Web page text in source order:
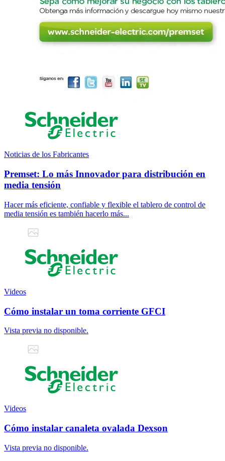
Noticias de los Fabricantes
Premset: Lo más Innovador para distribución en
media tensión
Hacer más eficiente, confiable y flexible el tablero de control de
media tensión es también hacerlo más...
Videos
Cómo instalar un toma corriente GFCI
Vista previa no disponible.
Videos
Cómo instalar canaleta ovalada Dexson
Vista previa no disponible.